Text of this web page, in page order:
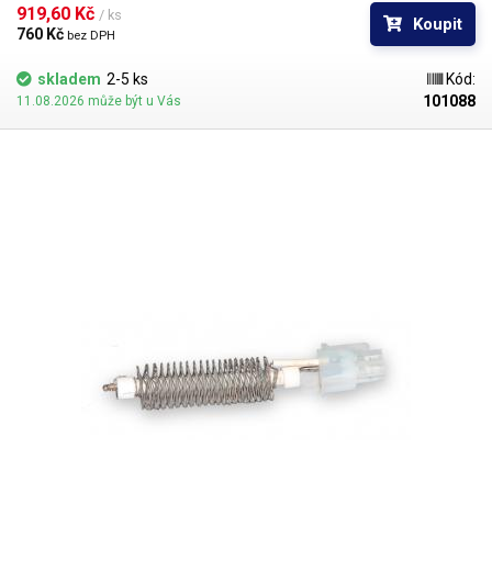
Spirála z odporového drátu je vedena v drážkách lamel a je tak
zabráněno pohybu závitů zejména při vysokých teplotách, kdy je
919,60 Kč / ks
760 Kč bez DPH
Koupit
skladem 2-5 ks
11.08.2026 může být u Vás
Kód:
101088